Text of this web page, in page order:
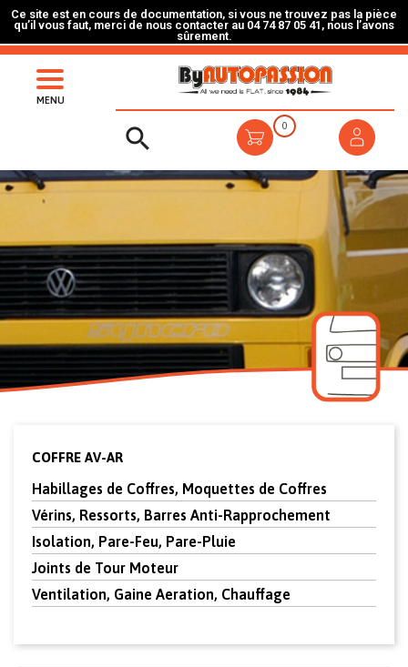
Ce site est en cours de documentation, si vous ne trouvez pas la pièce
qu’il vous faut, merci de nous contacter au 04 74 87 05 41, nous l’avons
sûrement.
MENU
 0
COFFRE AV-AR
Habillages de Coffres, Moquettes de Coffres
Vérins, Ressorts, Barres Anti-Rapprochement
Isolation, Pare-Feu, Pare-Pluie
Joints de Tour Moteur
Ventilation, Gaine Aeration, Chauffage